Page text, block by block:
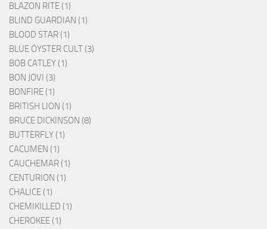
BLAZON RITE (1)
BLIND GUARDIAN (1)
BLOOD STAR (1)
BLUE ÖYSTER CULT (3)
BOB CATLEY (1)
BON JOVI (3)
BONFIRE (1)
BRITISH LION (1)
BRUCE DICKINSON (8)
BUTTERFLY (1)
CACUMEN (1)
CAUCHEMAR (1)
CENTURION (1)
CHALICE (1)
CHEMIKILLED (1)
CHEROKEE (1)